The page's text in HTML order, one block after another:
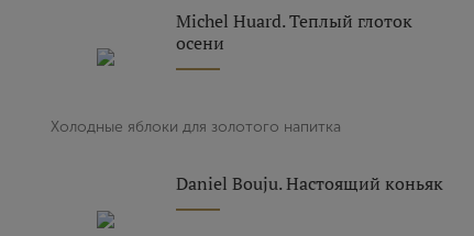
Michel Huard. Теплый глоток
осени
Холодные яблоки для золотого напитка
Daniel Bouju. Настоящий коньяк